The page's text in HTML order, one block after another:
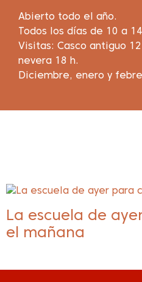
Abierto todo el año.
Todos los días de 10 a
Visitas: Casco antiguo
nevera 18 h.
Diciembre, enero y
La escuela de
el mañana